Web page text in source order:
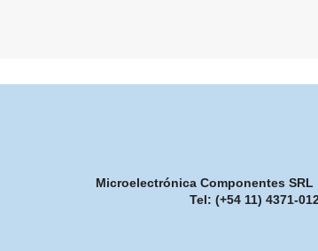
Microelectrónica Componentes SRL
Tel: (+54 11) 4371-